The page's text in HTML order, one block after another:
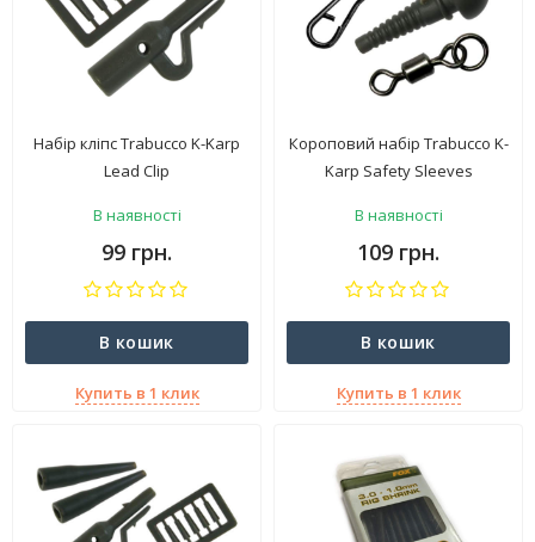
Набір кліпс Trabucco K-Karp
Lead Clip
В наявності
99 грн.
В кошик
Купить в 1 клик
Короповий набір Trabucco K-
Karp Safety Sleeves
В наявності
109 грн.
В кошик
Купить в 1 клик